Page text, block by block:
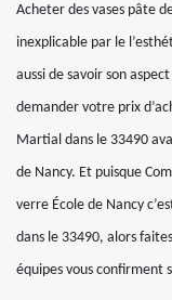
Acheter des vases pâte
inexplicable par le
aussi de savoir son
demander votre prix
Martial dans le 33490
de Nancy. Et puisque
verre École de Nancy
dans le 33490, alors
équipes vous confirment